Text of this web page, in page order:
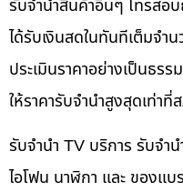
รับจำนำสินค้าอื่นๆ โทรสอบ
ได้รับเงินสดในทันทีเต็มจำ
ประเมินราคาอย่างเป็นธรรม
ให้ราคารับจำนำสูงสุดเท่า
รับจำนำ TV บริการ รับจำ
ไอโฟน นาฬิกา และ ของแ